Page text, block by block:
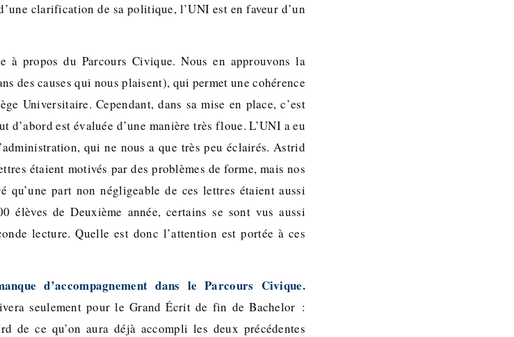
clarification de sa politique, l’UNI est en faveur d’un
à propos du Parcours Civique. Nous en approuvons la
des causes qui nous plaisent), qui permet une cohérence
Universitaire. Cependant, dans sa mise en place, c’est
d’abord est évaluée d’une manière très floue. L’UNI a eu
qui ne nous a que très peu éclairés. Astrid
étaient motivés par des problèmes de forme, mais nos
qu’une part non négligeable de ces lettres étaient aussi
élèves de Deuxième année, certains se sont vus aussi
lecture. Quelle est donc l’attention est portée à ces
d’accompagnement dans le Parcours Civique.
seulement pour le Grand Écrit de fin de Bachelor :
de ce qu’on aura déjà accompli les deux précédentes